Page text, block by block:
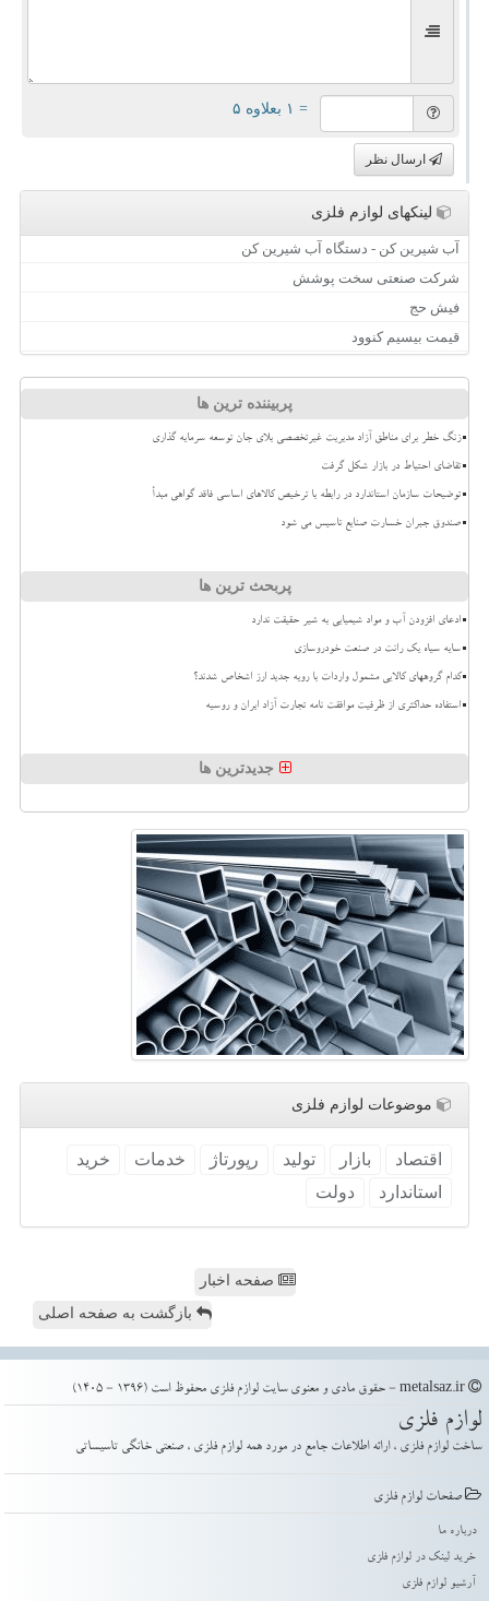
= ۱ بعلاوه ۵
ارسال نظر
لینکهای لوازم فلزی
آب شیرین کن - دستگاه آب شیرین کن
شرکت صنعتی سخت پوشش
فیش حج
قیمت بیسیم کنوود
پربیننده ترین ها
زنگ خطر برای مناطق آزاد مدیریت غیرتخصصی بلای جان توسعه سرمایه گذاری
تقاضای احتیاط در بازار شکل گرفت
توضیحات سازمان استاندارد در رابطه با ترخیص کالاهای اساسی فاقد گواهی مبدأ
صندوق جبران خسارت صنایع تاسیس می شود
پربحث ترین ها
ادعای افزودن آب و مواد شیمیایی به شیر حقیقت ندارد
سایه سیاه یک رانت در صنعت خودروسازی
کدام گروههای کالایی مشمول واردات با رویه جدید ارز اشخاص شدند؟
استفاده حداکثری از ظرفیت موافقت نامه تجارت آزاد ایران و روسیه
جدیدترین ها
موضوعات لوازم فلزی
اقتصاد بازار تولید رپورتاژ خدمات
خرید
استاندارد
دولت
صفحه اخبار
بازگشت به صفحه اصلی
لوازم فلزی
ساخت لوازم فلزی ، ارائه اطلاعات جامع در مورد همه لوازم فلزی ، صنعتی خانگی تاسیساتی
صفحات لوازم فلزی
درباره ما
خرید لینک در لوازم فلزی
آرشیو لوازم فلزی